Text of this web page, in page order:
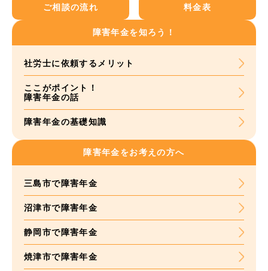
ご相談の流れ 料金表
障害年金を知ろう！
社労士に依頼するメリット
ここがポイント！
障害年金の話
障害年金の基礎知識
障害年金をお考えの方へ
三島市で障害年金
沼津市で障害年金
静岡市で障害年金
焼津市で障害年金